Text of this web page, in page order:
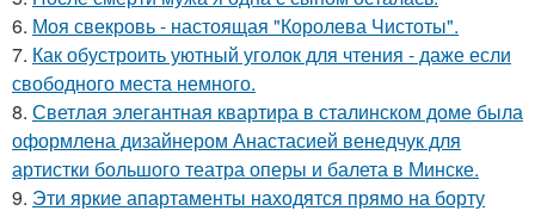
6. Моя свекровь - настоящая "Королева Чистоты".
7. Как обустроить уютный уголок для чтения - даже если
свободного места немного.
8. Светлая элегантная квартира в сталинском доме была
оформлена дизайнером Анастасией венедчук для
артистки большого театра оперы и балета в Минске.
9. Эти яркие апартаменты находятся прямо на борту